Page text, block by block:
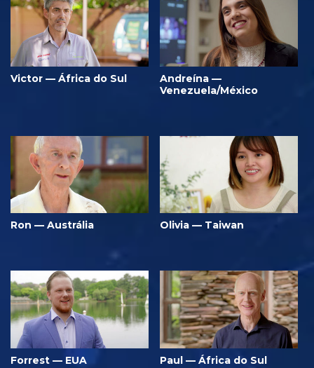
Victor — África do Sul
Andreína —
Venezuela/México
Ron — Austrália Olivia — Taiwan
Forrest — EUA Paul — África do Sul